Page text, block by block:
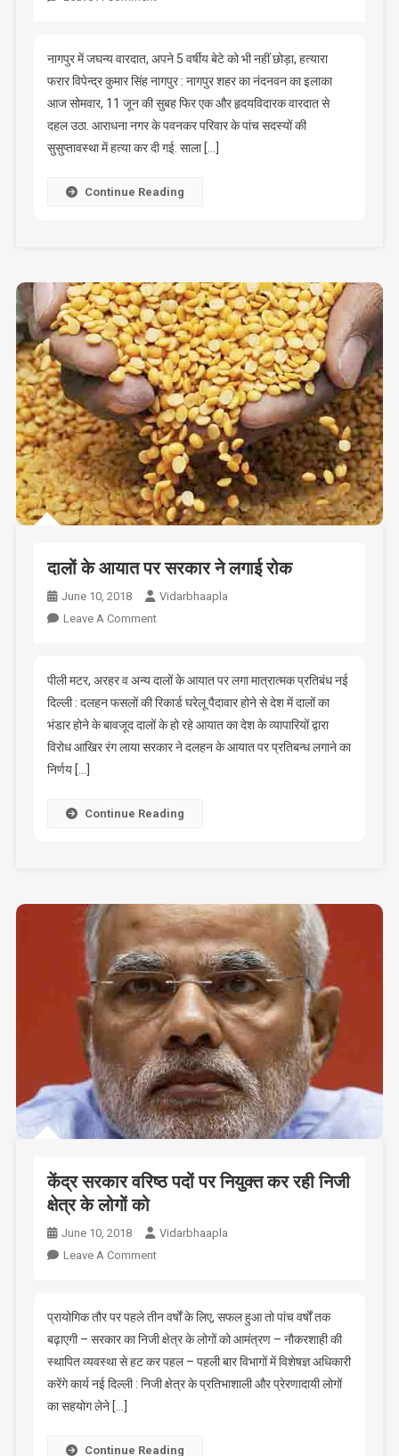
सहित
परिवार
के
5
लोगों
नागपुर में जघन्य वारदात, अपने 5 वर्षीय बेटे को भी नहीं छोड़ा, हत्यारा
फरार विपेन्द्र कुमार सिंह नागपुर : नागपुर शहर का नंदनवन का इलाका
आज सोमवार, 11 जून की सुबह फिर एक और हृदयविदारक वारदात से
दहल उठा. आराधना नगर के पवनकर परिवार के पांच सदस्यों की
सुसुप्तावस्था में हत्या कर दी गई. साला […]
Continue Reading
दालों के आयात पर सरकार ने लगाई रोक
June 10, 2018
Vidarbhaapla
Leave A CommentOn
आयात
पर
सरकार
पीली मटर, अरहर व अन्य दालों के आयात पर लगा मात्रात्मक प्रतिबंध नई
दिल्ली : दलहन फसलों की रिकार्ड घरेलू पैदावार होने से देश में दालों का
भंडार होने के बावजूद दालों के हो रहे आयात का देश के व्यापारियों द्वारा
विरोध आखिर रंग लाया सरकार ने दलहन के आयात पर प्रतिबन्ध लगाने का
निर्णय […]
Continue Reading
केंद्र सरकार वरिष्ठ पदों पर नियुक्त कर रही निजी
क्षेत्र के लोगों को
June 10, 2018
Vidarbhaapla
Leave A CommentOn
वरिष्ठ
पदों
पर
नियुक्त
प्रायोगिक तौर पर पहले तीन वर्षों के लिए, सफल हुआ तो पांच वर्षों तक
बढ़ाएगी – सरकार का निजी क्षेत्र के लोगों को आमंत्रण – नौकरशाही की
स्थापित व्यवस्था से हट कर पहल – पहली बार विभागों में विशेषज्ञ अधिकारी
करेंगे कार्य नई दिल्ली : निजी क्षेत्र के प्रतिभाशाली और प्रेरणादायी लोगों
का सहयोग लेने […]
Continue Reading